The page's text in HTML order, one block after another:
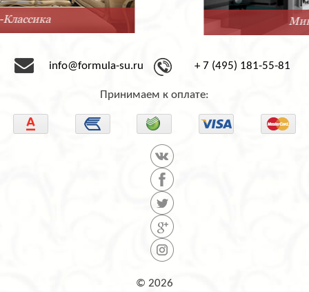
info@formula-su.ru + 7 (495) 181-55-81
Принимаем к оплате:
© 2026